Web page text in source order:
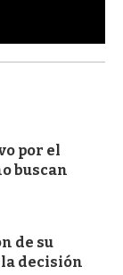
por el
buscan
de su
decisión